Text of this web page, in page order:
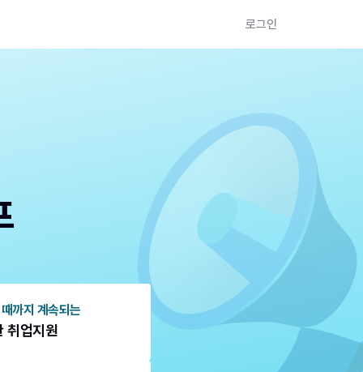
로그인
까지 계속되는
취업지원